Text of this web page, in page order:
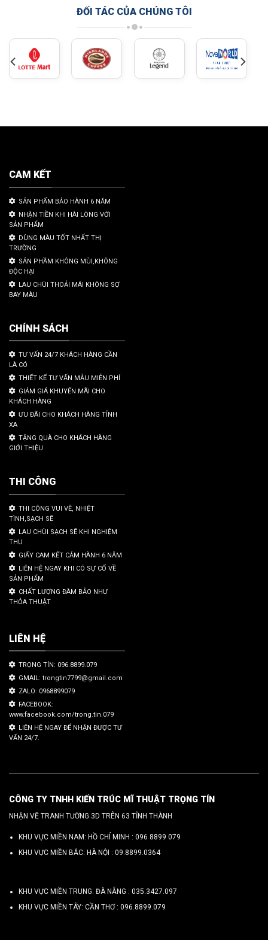
ĐỐI TÁC CỦA CHÚNG TÔI
CAM KẾT
SẢN PHẨM BẢO HÀNH 6 NĂM
NHẬN TIỀN KHI HÀI LÒNG VỚI
SẢN PHẨM
DÙNG MÀU TỐT NHẤT THỊ
TRƯỜNG
SẢN PHẦM KHÔNG MÙI,KHÔNG
ĐỘC HẠI
LAU CHÙI THOẢI MÁI KHÔNG SỢ
BAY MÀU
CHÍNH SÁCH
TƯ VẤN 24/7 KHÁCH HÀNG CẦN
LÀ CÓ
THIẾT KẾ TƯ VẤN MẪU MIỄN PHÍ
GIẢM GIÁ KHUYẾN MÃI CHO
KHÁCH HÀNG
ƯU ĐÃI CHO KHÁCH HÀNG TỈNH
XA
TẶNG QUÀ CHO KHÁCH HÀNG
GIỚI THIỆU
THI CÔNG
THI CÔNG VUI VẼ, NHIỆT
TÌNH,SẠCH SẼ
LAU CHÙI SẠCH SẼ KHI NGHIỆM
THU
GIẤY CAM KẾT CẢM HÀNH 6 NĂM
LIÊN HỆ NGAY KHI CÓ SỰ CỐ VỀ
SẢN PHẨM
CHẤT LƯỢNG ĐÀM BẢO NHƯ
THỎA THUẬT
LIÊN HỆ
TRỌNG TÍN: 096.8899.079
GMAIL: trongtin7799@gmail.com
ZALO: 0968899079
FACEBOOK:
www.facebook.com/trong.tin.079
LIÊN HỆ NGAY ĐỂ NHẬN ĐƯỢC TƯ
VẤN 24/7.
CÔNG TY TNHH KIẾN TRÚC MĨ THUẬT TRỌNG TÍN
NHẬN VẼ TRANH TƯỜNG 3D TRÊN 63 TỈNH THÀNH
KHU VỰC MIỀN NAM: HỒ CHÍ MINH : 096 8899 079
KHU VỰC MIỀN BẮC: HÀ NỘI : 09.8899.0364
KHU VỰC MIỀN TRUNG: ĐÀ NẴNG : 035.3427.097
KHU VỰC MIỀN TÂY: CẦN THƠ : 096.8899.079